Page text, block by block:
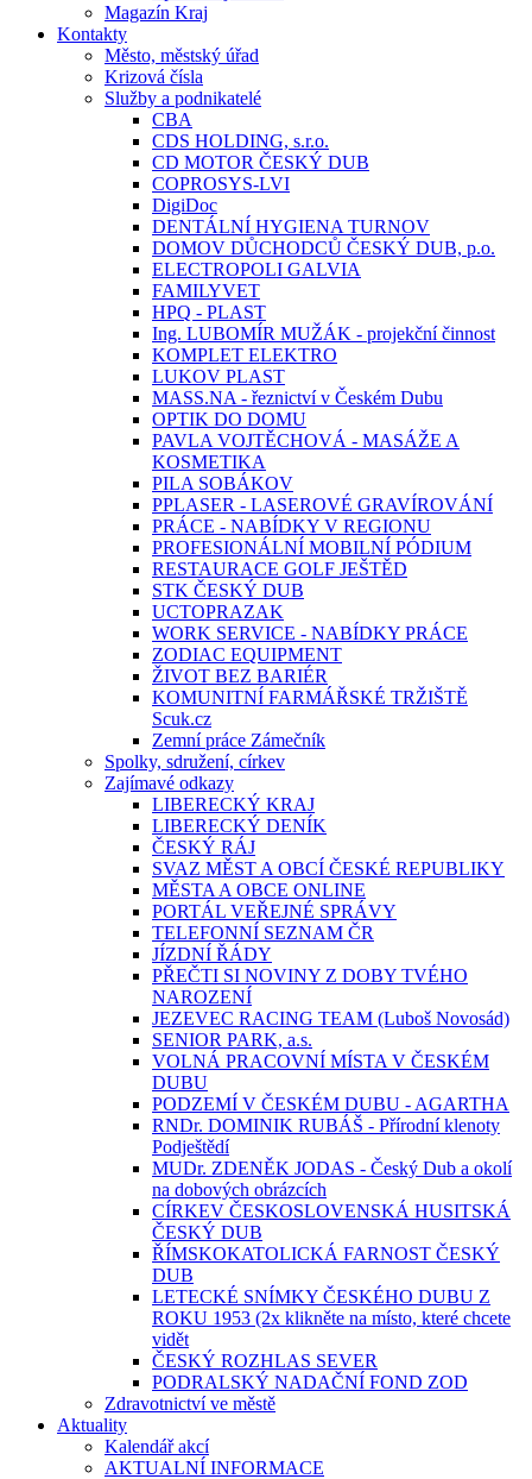
Magazín Kraj
Kontakty
Město, městský úřad
Krizová čísla
Služby a podnikatelé
CBA
CDS HOLDING, s.r.o.
CD MOTOR ČESKÝ DUB
COPROSYS-LVI
DigiDoc
DENTÁLNÍ HYGIENA TURNOV
DOMOV DŮCHODCŮ ČESKÝ DUB, p.o.
ELECTROPOLI GALVIA
FAMILYVET
HPQ - PLAST
Ing. LUBOMÍR MUŽÁK - projekční činnost
KOMPLET ELEKTRO
LUKOV PLAST
MASS.NA - řeznictví v Českém Dubu
OPTIK DO DOMU
PAVLA VOJTĚCHOVÁ - MASÁŽE A
KOSMETIKA
PILA SOBÁKOV
PPLASER - LASEROVÉ GRAVÍROVÁNÍ
PRÁCE - NABÍDKY V REGIONU
PROFESIONÁLNÍ MOBILNÍ PÓDIUM
RESTAURACE GOLF JEŠTĚD
STK ČESKÝ DUB
UCTOPRAZAK
WORK SERVICE - NABÍDKY PRÁCE
ZODIAC EQUIPMENT
ŽIVOT BEZ BARIÉR
KOMUNITNÍ FARMÁŘSKÉ TRŽIŠTĚ
Scuk.cz
Zemní práce Zámečník
Spolky, sdružení, církev
Zajímavé odkazy
LIBERECKÝ KRAJ
LIBERECKÝ DENÍK
ČESKÝ RÁJ
SVAZ MĚST A OBCÍ ČESKÉ REPUBLIKY
MĚSTA A OBCE ONLINE
PORTÁL VEŘEJNÉ SPRÁVY
TELEFONNÍ SEZNAM ČR
JÍZDNÍ ŘÁDY
PŘEČTI SI NOVINY Z DOBY TVÉHO
NAROZENÍ
JEZEVEC RACING TEAM (Luboš Novosád)
SENIOR PARK, a.s.
VOLNÁ PRACOVNÍ MÍSTA V ČESKÉM
DUBU
PODZEMÍ V ČESKÉM DUBU - AGARTHA
RNDr. DOMINIK RUBÁŠ - Přírodní klenoty
Podještědí
MUDr. ZDENĚK JODAS - Český Dub a okolí
na dobových obrázcích
CÍRKEV ČESKOSLOVENSKÁ HUSITSKÁ
ČESKÝ DUB
ŘÍMSKOKATOLICKÁ FARNOST ČESKÝ
DUB
LETECKÉ SNÍMKY ČESKÉHO DUBU Z
ROKU 1953 (2x klikněte na místo, které chcete
vidět
ČESKÝ ROZHLAS SEVER
PODRALSKÝ NADAČNÍ FOND ZOD
Zdravotnictví ve městě
Aktuality
Kalendář akcí
AKTUALNÍ INFORMACE